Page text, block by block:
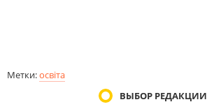
Метки:освіта
ВЫБОР РЕДАКЦИИ